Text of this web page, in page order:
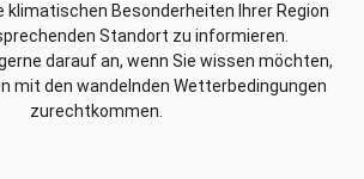
klimatischen Besonderheiten Ihrer Region
Standort zu informieren.
darauf an, wenn Sie wissen möchten,
mit den wandelnden Wetterbedingungen
zurechtkommen.